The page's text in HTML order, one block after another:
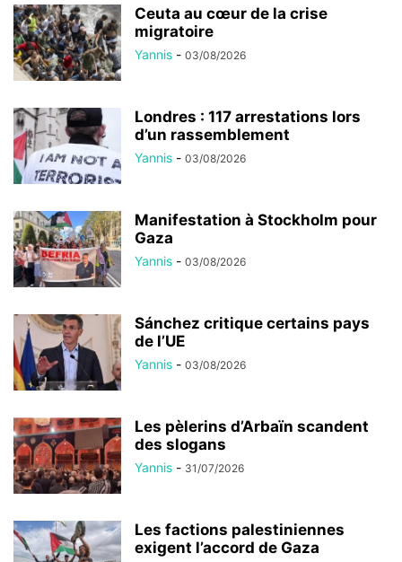
Ceuta au cœur de la crise
migratoire
Yannis - 03/08/2026
Londres : 117 arrestations lors
d’un rassemblement
Yannis - 03/08/2026
Manifestation à Stockholm pour
Gaza
Yannis - 03/08/2026
Sánchez critique certains pays
de l’UE
Yannis - 03/08/2026
Les pèlerins d’Arbaïn scandent
des slogans
Yannis - 31/07/2026
Les factions palestiniennes
exigent l’accord de Gaza